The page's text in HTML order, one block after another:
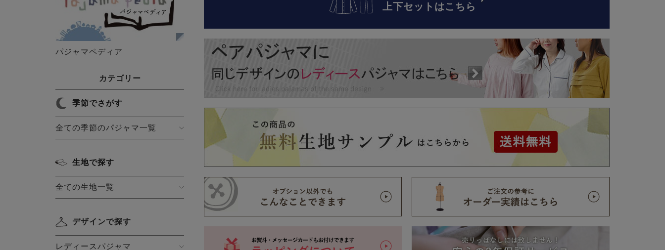
パジャマペディア
カテゴリー
季節でさがす
全ての季節のパジャマ一覧
生地で探す
全ての生地一覧
デザインで探す
レディースパジャマ
上下セットはこちら